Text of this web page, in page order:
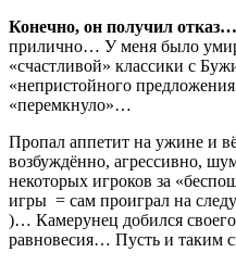
Конечно, он получил отказ…
прилично… У меня было
«счастливой» классики с
«непристойного
«перемкнуло»…
Пропал аппетит на ужине и
возбуждённо, агрессивно,
некоторых игроков за
игры = сам проиграл на
)… Камерунец добился
равновесия… Пусть и таким